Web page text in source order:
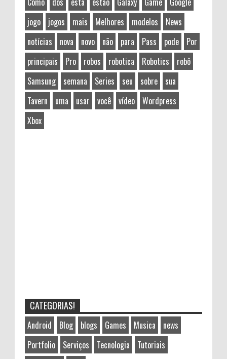
jogo
jogos mais Melhores modelos
News
notícias
nova novo não para Pass pode
Por
principais
Pro robos robotica Robotics
robô
Samsung
semana Series seu sobre
sua
Tavern
uma usar você vídeo
Wordpress
Xbox
CATEGORIAS!
Android Blog blogs Games Musica
news
Portfolio
Serviços Tecnologia
Tutoriais